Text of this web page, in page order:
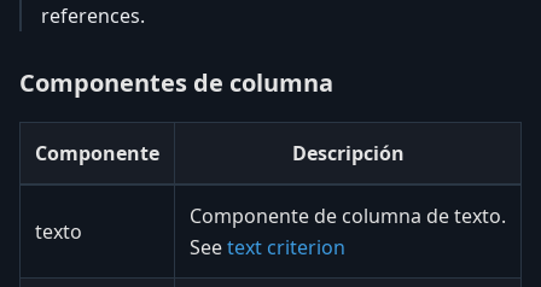
references.
Componentes de columna
Componente Descripción
texto
Componente de columna de texto.
Seetext criterion